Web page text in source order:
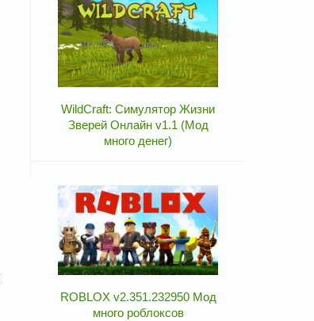
WildCraft: Симулятор Жизни
Зверей Онлайн v1.1 (Мод
много денег)
ROBLOX v2.351.232950 Мод
много роблоксов